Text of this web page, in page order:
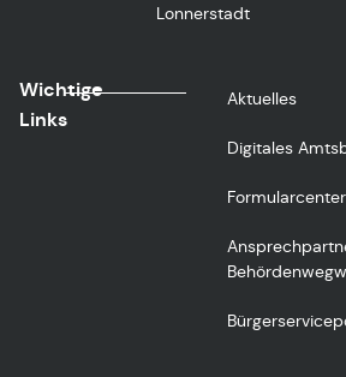
Lonnerstadt
Wichtige
Links
Aktuelles
Digitales
Formularcenter